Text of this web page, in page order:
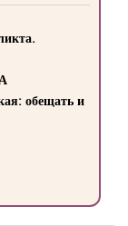
обещать и